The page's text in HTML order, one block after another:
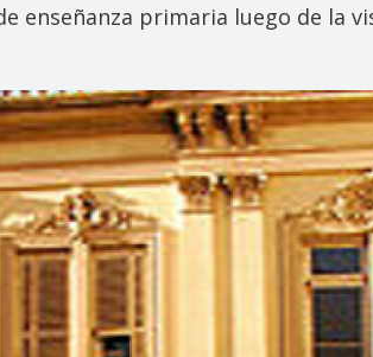
enseñanza primaria luego de la